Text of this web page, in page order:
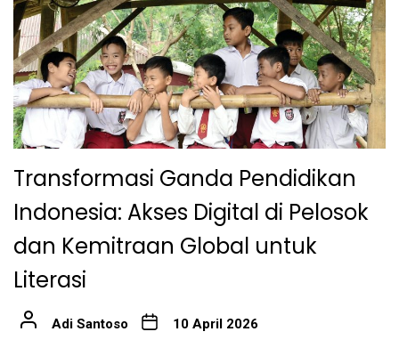
Transformasi Ganda Pendidikan
Indonesia: Akses Digital di Pelosok
dan Kemitraan Global untuk
Literasi
Adi Santoso 10 April 2026